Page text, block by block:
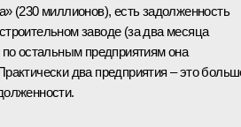
(230 миллионов), есть задолженность
заводе (за два месяца
остальным предприятиям она
два предприятия – это